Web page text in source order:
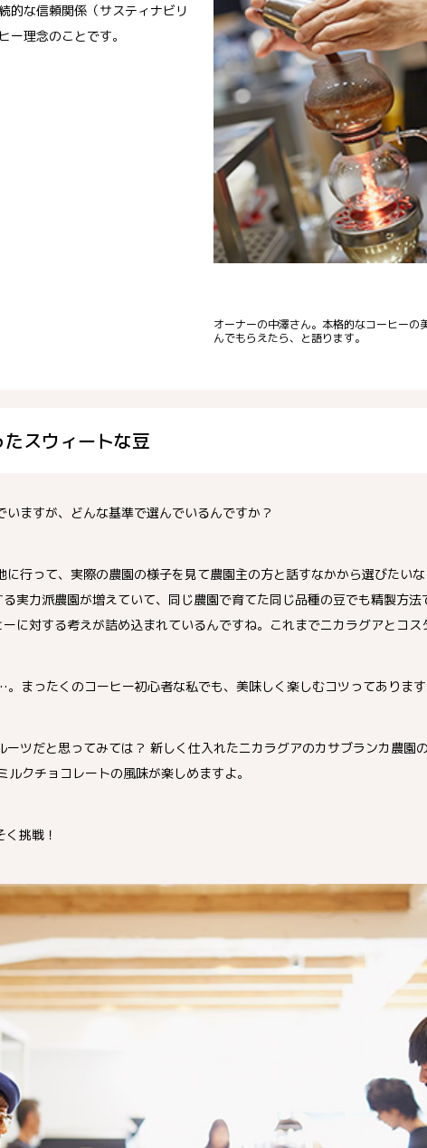
的な信頼関係（サスティナビリ
ー理念のことです。
オーナーの中澤さん。本格的なコーヒーの
んでもらえたら、と語ります。
スウィートな豆
ますが、どんな基準で選んでいるんですか？
に行って、実際の農園の様子を見て農園主の方と話すなかから選びたい
実力派農園が増えていて、同じ農園で育てた同じ品種の豆でも精製方
に対する考えが詰め込まれているんですね。これまでニカラグアとコス
まったくのコーヒー初心者な私でも、美味しく楽しむコツってあります
ーツだと思ってみては？ 新しく仕入れたニカラグアのカサブランカ農園
クチョコレートの風味が楽しめますよ。
挑戦！